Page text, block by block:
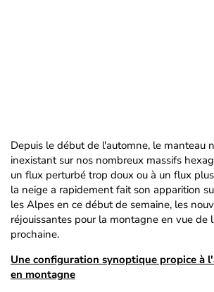
Depuis le début de l'automne, le manteau
inexistant sur nos nombreux massifs
un flux perturbé trop doux ou à un flux
la neige a rapidement fait son apparition
les Alpes en ce début de semaine, les
réjouissantes pour la montagne en vue de
prochaine.
Une configuration synoptique propice à
en montagne